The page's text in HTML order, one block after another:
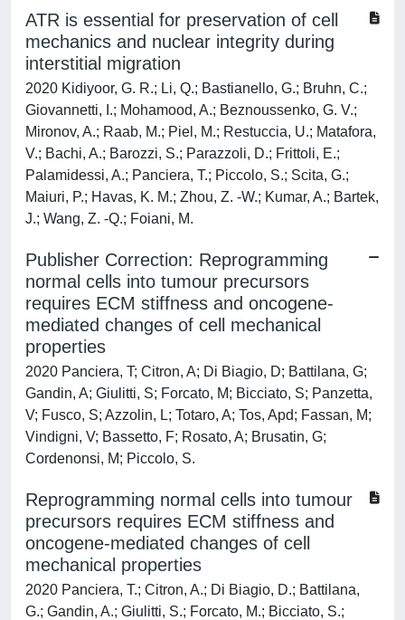
ATR is essential for preservation of cell
mechanics and nuclear integrity during
interstitial migration
2020 Kidiyoor, G. R.; Li, Q.; Bastianello, G.; Bruhn, C.;
Giovannetti, I.; Mohamood, A.; Beznoussenko, G. V.;
Mironov, A.; Raab, M.; Piel, M.; Restuccia, U.; Matafora,
V.; Bachi, A.; Barozzi, S.; Parazzoli, D.; Frittoli, E.;
Palamidessi, A.; Panciera, T.; Piccolo, S.; Scita, G.;
Maiuri, P.; Havas, K. M.; Zhou, Z. -W.; Kumar, A.; Bartek,
J.; Wang, Z. -Q.; Foiani, M.
Publisher Correction: Reprogramming
normal cells into tumour precursors
requires ECM stiffness and oncogene-
mediated changes of cell mechanical
properties
2020 Panciera, T; Citron, A; Di Biagio, D; Battilana, G;
Gandin, A; Giulitti, S; Forcato, M; Bicciato, S; Panzetta,
V; Fusco, S; Azzolin, L; Totaro, A; Tos, Apd; Fassan, M;
Vindigni, V; Bassetto, F; Rosato, A; Brusatin, G;
Cordenonsi, M; Piccolo, S.
Reprogramming normal cells into tumour
precursors requires ECM stiffness and
oncogene-mediated changes of cell
mechanical properties
2020 Panciera, T.; Citron, A.; Di Biagio, D.; Battilana,
G.; Gandin, A.; Giulitti, S.; Forcato, M.; Bicciato, S.;